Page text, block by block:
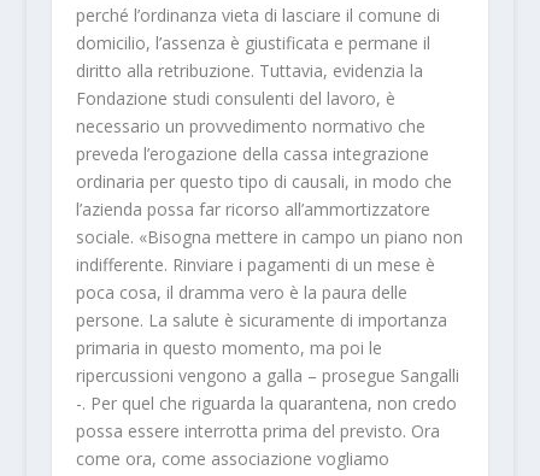
perché l’ordinanza vieta di lasciare il comune di
domicilio, l’assenza è giustificata e permane il
diritto alla retribuzione. Tuttavia, evidenzia la
Fondazione studi consulenti del lavoro, è
necessario un provvedimento normativo che
preveda l’erogazione della cassa integrazione
ordinaria per questo tipo di causali, in modo che
l’azienda possa far ricorso all’ammortizzatore
sociale. «Bisogna mettere in campo un piano non
indifferente. Rinviare i pagamenti di un mese è
poca cosa, il dramma vero è la paura delle
persone. La salute è sicuramente di importanza
primaria in questo momento, ma poi le
ripercussioni vengono a galla – prosegue Sangalli
-. Per quel che riguarda la quarantena, non credo
possa essere interrotta prima del previsto. Ora
come ora, come associazione vogliamo